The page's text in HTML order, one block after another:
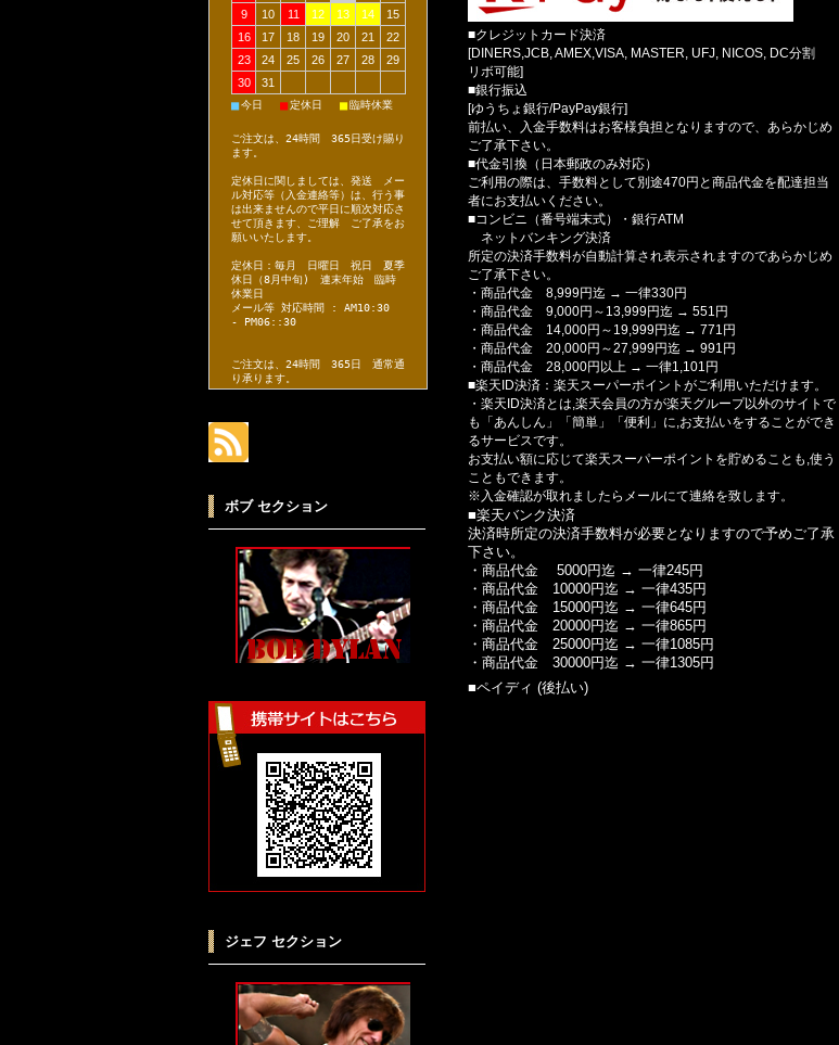
■クレジットカード決済
[DINERS,JCB, AMEX,VISA, MASTER, UFJ, NICOS, DC分割
リボ可能]
■銀行振込
[ゆうちょ銀行/PayPay銀行]
前払い、入金手数料はお客様負担となりますので、あらかじめ
ご了承下さい。
■代金引換（日本郵政のみ対応）
ご利用の際は、手数料として別途470円と商品代金を配達担当
者にお支払いください。
■コンビニ（番号端末式）・銀行ATM
ネットバンキング決済
所定の決済手数料が自動計算され表示されますのであらかじめ
ご了承下さい。
・商品代金 8,999円迄 → 一律330円
・商品代金 9,000円～13,999円迄 → 551円
・商品代金 14,000円～19,999円迄 → 771円
・商品代金 20,000円～27,999円迄 → 991円
・商品代金 28,000円以上 → 一律1,101円
■楽天ID決済：楽天スーパーポイントがご利用いただけます。
・楽天ID決済とは,楽天会員の方が楽天グループ以外のサイトで
も「あんしん」「簡単」「便利」に,お支払いをすることができ
るサービスです。
お支払い額に応じて楽天スーパーポイントを貯めることも,使う
こともできます。
※入金確認が取れましたらメールにて連絡を致します。
■楽天バンク決済
決済時所定の決済手数料が必要となりますので予めご了承
下さい。
・商品代金 5000円迄 → 一律245円
・商品代金 10000円迄 → 一律435円
・商品代金 15000円迄 → 一律645円
・商品代金 20000円迄 → 一律865円
・商品代金 25000円迄 → 一律1085円
・商品代金 30000円迄 → 一律1305円
■ペイディ (後払い)
9
10 11 12 13 14
15
16
17 18 19 20 21
22
23
24 25 26 27 28
29
30
31
■今日 ■定休日 ■臨時休業
ご注文は、24時間 365日受け賜り
ます。
定休日に関しましては、発送 メー
ル対応等（入金連絡等）は、行う事
は出来ませんので平日に順次対応さ
せて頂きます、ご理解 ご了承をお
願いいたします。
定休日：毎月 日曜日 祝日 夏季
休日（8月中旬) 連末年始 臨時
休業日
メール等 対応時間 : AM10:30
- PM06::30
ご注文は、24時間 365日 通常通
り承ります。
ボブ セクション
ジェフ セクション